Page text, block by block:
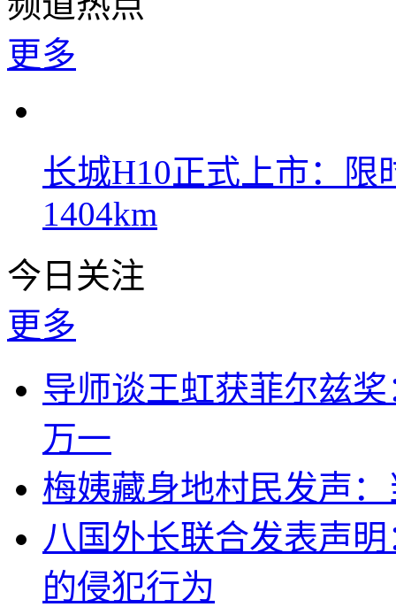
更多
长城H10正式上市：限
1404km
今日关注
更多
导师谈王虹获菲尔兹
万一
梅姨藏身地村民发声
八国外长联合发表声
的侵犯行为